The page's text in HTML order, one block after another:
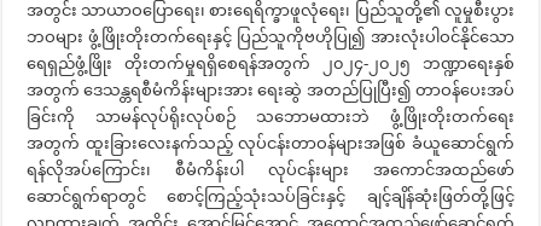
အတွင်း သာယာဝပြောရေး၊ စားရေရိက္ခာဖူလုံရေး၊ ပြည်သူတို့၏ လူမှုစီးပွား
ဘဝများ ဖွံ့ဖြိုးတိုးတက်ရေးနှင့် ပြည်သူကိုဗဟိုပြု၍ အားလုံးပါဝင်နိုင်သော
ရေရှည်ဖွံ့ဖြိုး တိုးတက်မှုရရှိစေရန်အတွက် ၂၀၂၄-၂၀၂၅ ဘဏ္ဍာရေးနှစ်
အတွက် ဒေသန္တရစီမံကိန်းများအား ရေးဆွဲ အတည်ပြုပြီး၍ တာဝန်ပေးအပ်
ခြင်းကို သာမန်လုပ်ရိုးလုပ်စဉ် သဘောမထားဘဲ ဖွံ့ဖြိုးတိုးတက်ရေး
အတွက် ထူးခြားလေးနက်သည့် လုပ်ငန်းတာဝန်များအဖြစ် ခံယူဆောင်ရွက်
ရန်လိုအပ်ကြောင်း၊ စီမံကိန်းပါ လုပ်ငန်းများ အကောင်အထည်ဖော်
ဆောင်ရွက်ရာတွင် စောင့်ကြည့်သုံးသပ်ခြင်းနှင့် ချင့်ချိန်ဆုံးဖြတ်တို့ဖြင့်